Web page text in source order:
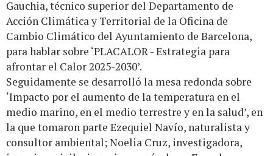
Gauchia, técnico superior del Departamento de
Acción Climática y Territorial de la Oficina de
Cambio Climático del Ayuntamiento de Barcelona,
para hablar sobre ‘PLACALOR - Estrategia para
afrontar el Calor 2025-2030’.
Seguidamente se desarrolló la mesa redonda sobre
‘Impacto por el aumento de la temperatura en el
medio marino, en el medio terrestre y en la salud’, en
la que tomaron parte Ezequiel Navío, naturalista y
consultor ambiental; Noelia Cruz, investigadora,